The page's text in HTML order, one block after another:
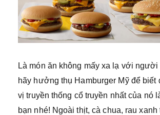
Là món ăn không mấy xa lạ với
hãy hưởng thụ Hamburger Mỹ để
vị truyền thống cổ truyền nhất của nó
bạn nhé! Ngoài thịt, cà chua, rau xanh